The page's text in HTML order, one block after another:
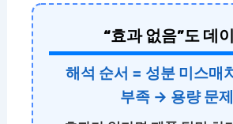
“효과 없음”도 데
해석 순서 = 성분 미스매
부족 → 용량 문제